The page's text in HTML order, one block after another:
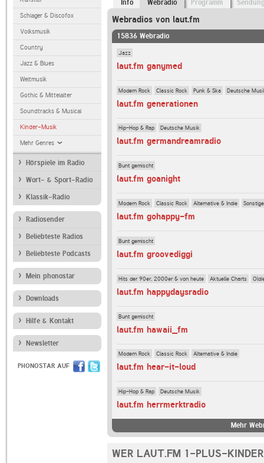
Schlager & Discofox
Volksmusik
Country
Jazz & Blues
Weltmusik
Gothic & Mittelalter
Soundtracks & Musical
Kinder-Musik
Mehr Genres
Hörspiele im Radio
Wort- & Sport-Radio
Klassik-Radio
Radiosender
Beliebteste Radios
Beliebteste Podcasts
Mein phonostar
Downloads
Hilfe & Kontakt
Newsletter
PHONOSTAR AUF
Info Webradio Programm
Webradios von laut.fm
15836 Webradio
Jazz
laut.fm ganymed
Modern Rock Classic Rock Punk & Ska Deutsche
laut.fm generationen
Hip-Hop & Rap Deutsche Musik
laut.fm germandreamradio
Bunt gemischt
laut.fm goanight
Modern Rock Classic Rock Alternative & Indie
laut.fm gohappy-fm
Bunt gemischt
laut.fm groovediggi
Hits der 90er, 2000er & von heute Aktuelle Charts
laut.fm happydaysradio
Bunt gemischt
laut.fm hawaii_fm
Modern Rock Classic Rock Alternative & Indie
laut.fm hear-it-loud
Hip-Hop & Rap Deutsche Musik
laut.fm herrmerktradio
Mehr
WER LAUT.FM 1-PLUS-